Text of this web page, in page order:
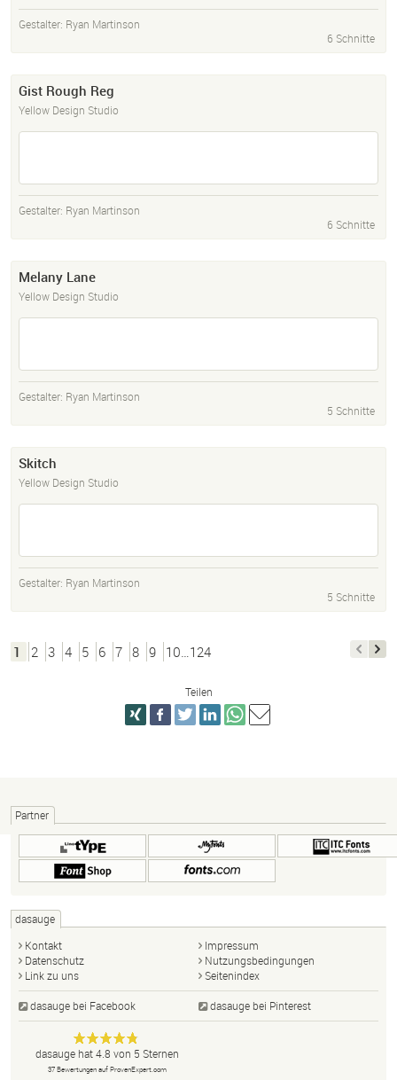
Gestalter: Ryan Martinson
6 Schnitte
Gist Rough Reg
Yellow Design Studio
Gestalter: Ryan Martinson
6 Schnitte
Melany Lane
Yellow Design Studio
Gestalter: Ryan Martinson
5 Schnitte
Skitch
Yellow Design Studio
Gestalter: Ryan Martinson
5 Schnitte
1 2 3 4 5 6 7 8 9 10…124
Teilen
Partner
dasauge
Kontakt
Impressum
Datenschutz
Nutzungsbedingungen
Link zu uns
Seitenindex
dasauge bei Facebook dasauge bei Pinterest
dasauge
Designer,
Fotografen,
Anonym
dasaugehat4.8 von 5 Sternen
37Bewertungen auf ProvenExpert.com